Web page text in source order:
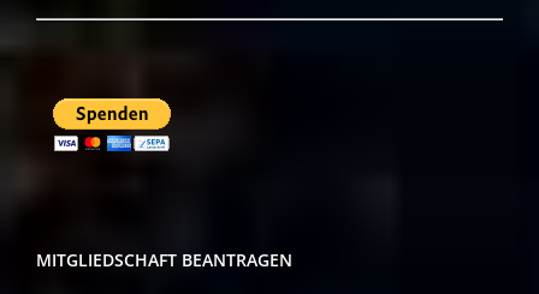
MITGLIEDSCHAFT BEANTRAGEN